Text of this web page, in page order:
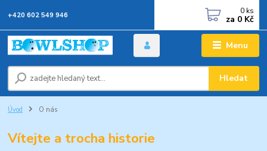
Menu
Hledat
+420 602 549 946 0 ks
za 0 Kč
Úvod O nás
Vítejte a trocha historie